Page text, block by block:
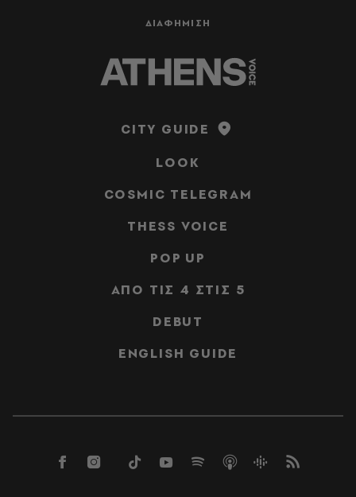
ΔΙΑΦΗΜΙΣΗ
CITY GUIDE
LOOK
COSMIC TELEGRAM
THESS VOICE
POP UP
ΑΠΟ ΤΙΣ 4 ΣΤΙΣ 5
DEBUT
ENGLISH GUIDE